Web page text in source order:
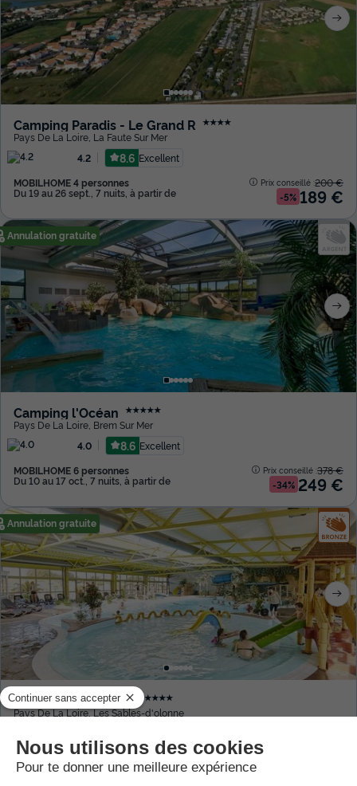
Camping Paradis - Le Grand R ★★★★
Pays De La Loire La Faute Sur Mer
4.2
8.6 Excellent
MOBILHOME 4 personnes
Du 19 au 26 sept., 7 nuits, à partir de
Prix conseillé :200 €
-5% 189 €
Annulation gratuite
Camping l'Océan ★★★★★
Pays De La Loire Brem Sur Mer
4.0
8.6 Excellent
MOBILHOME 6 personnes
Du 10 au 17 oct., 7 nuits, à partir de
Prix conseillé :378 €
-34% 249 €
Annulation gratuite
Camping Le Bel Air ★★★★★
Pays De La Loire,Les Sables-d'olonne
STUDIO 4 personnes
Du 10 au 17 oct., 7 nuits, à partir de